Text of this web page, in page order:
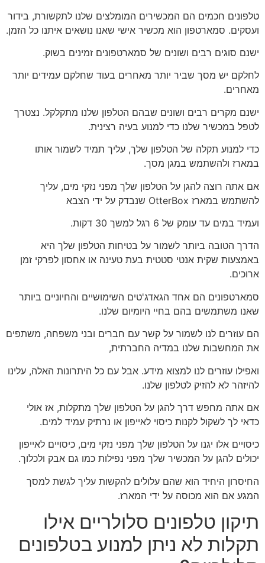
טלפונים חכמים הם המכשירים המומלצים שלנו לתקשורת, בידור
ועסקים. סמארטפון הוא מכשיר אישי שאנו נושאים איתנו כל הזמן.
ישנם סוגים רבים ושונים של סמארטפונים זמינים בשוק.
לחלקם יש מסך שביר יותר מאחרים בעוד שחלקם עמידים יותר
מאחרים.
ישנם מקרים רבים ושונים שבהם הטלפון שלנו מתקלקל. נצטרך
לטפל במכשיר שלנו כדי למנוע בעיה רצינית.
כדי למנוע תקלה של הטלפון שלך, עליך תמיד לשמור אותו
במארז ולהשתמש במגן מסך.
אם אתה רוצה להגן על הטלפון שלך מפני נזקי מים, עליך
להשתמש במארז OtterBox שנבדק על ידי הצבא
ועמיד במים עד עומק של 6 רגל למשך 30 דקות.
הדרך הטובה ביותר לשמור על בטיחות הטלפון שלך היא
באמצעות שקית אנטי סטטית בעת טעינה או אחסון לפרקי זמן
ארוכים.
סמארטפונים הם אחד הגאדג'טים השימושיים והחיוניים ביותר
שאנו משתמשים בהם בחיי היומיום שלנו.
הם עוזרים לנו לשמור על קשר עם חברים ובני משפחה, משתפים
את המחשבות שלנו במדיה החברתית,
ואפילו עוזרים לנו למצוא מידע. אבל עם כל היתרונות האלה, עלינו
להיזהר לא להזיק לטלפון שלנו.
אם אתה מחפש דרך להגן על הטלפון שלך מתקלות, אז אולי
כדאי לך לשקול לקנות כיסוי לאייפון או נרתיק עמיד למים.
כיסויים אלו יגנו על הטלפון שלך מפני נזקי מים, כיסויים לאייפון
יכולים להגן על המכשיר שלך מפני נפילות כמו גם אבק ולכלוך.
החיסרון היחיד הוא שהם עלולים להקשות עליך לגשת למסך
המגע אם הוא מכוסה על ידי המארז.
תיקון טלפונים סלולריים אילו
תקלות לא ניתן למנוע בטלפונים